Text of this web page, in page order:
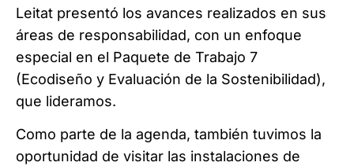
Leitat presentó los avances realizados en sus
áreas de responsabilidad, con un enfoque
especial en el Paquete de Trabajo 7
(Ecodiseño y Evaluación de la Sostenibilidad),
que lideramos.
Como parte de la agenda, también tuvimos la
oportunidad de visitar las instalaciones de